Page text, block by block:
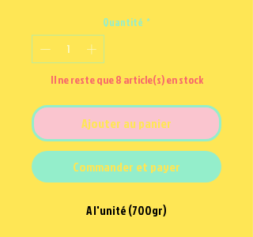
Quantité *
Il ne reste que 8 article(s) en stock
Ajouter au panier
Commander et payer
A l'unité (700gr)